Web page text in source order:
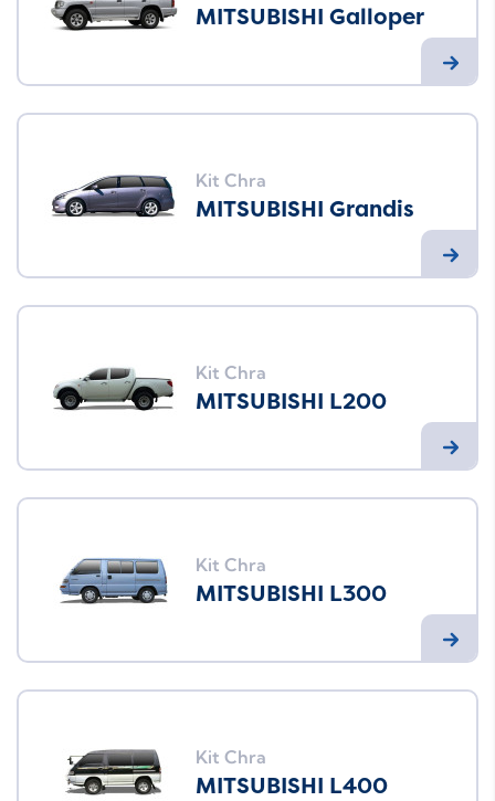
MITSUBISHI Galloper
Kit Chra
MITSUBISHI Grandis
Kit Chra
MITSUBISHI L200
Kit Chra
MITSUBISHI L300
Kit Chra
MITSUBISHI L400